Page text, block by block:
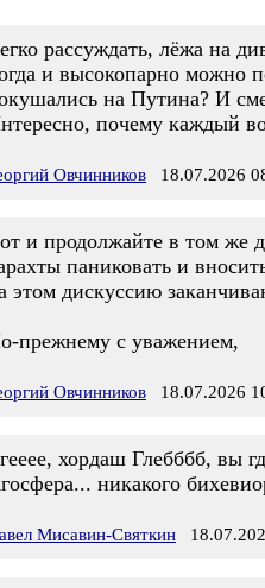
рассуждать, лёжа на
и высокопарно можно
на Путина? И
почему каждый
Овчинников 18.07.2026
и продолжайте в том же
паниковать и
этом дискуссию
прежнему с уважением,
Овчинников 18.07.2026
хордаш Глебббб, вы
никакого
Мисавин-Святкин